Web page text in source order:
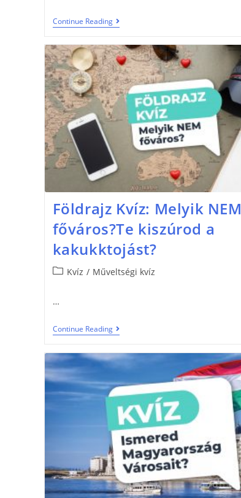
Continue Reading
Földrajz Kvíz: Melyik NEM
főváros?Te kiszúrod a
kakukktojást?
Kvíz / Műveltségi kvíz
…
Continue Reading